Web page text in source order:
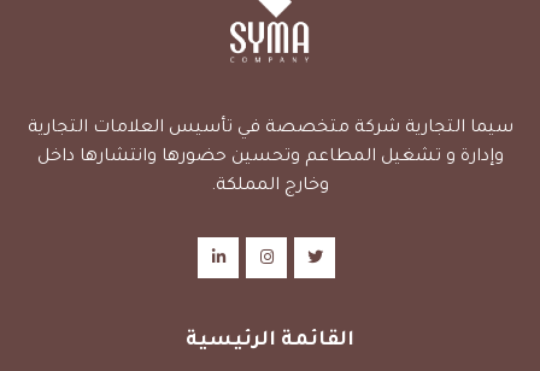
سيما التجارية شركة متخصصة في تأسيس العلامات التجارية
وإدارة و تشغيل المطاعم وتحسين حضورها وانتشارها داخل
وخارج المملكة.
القائمة الرئيسية